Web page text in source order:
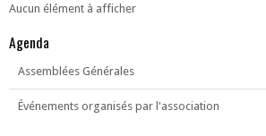
Aucun élément à afficher
Agenda
Assemblées Générales
Événements organisés par l'association